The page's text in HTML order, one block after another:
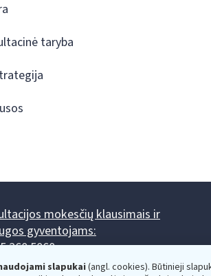
slapukai(angl. cookies). Būtinieji
taryba
mokesčių klausimais ir
gyventojams:
260 5060
I-IV 8.00-17.00, V 8.00-15.45.